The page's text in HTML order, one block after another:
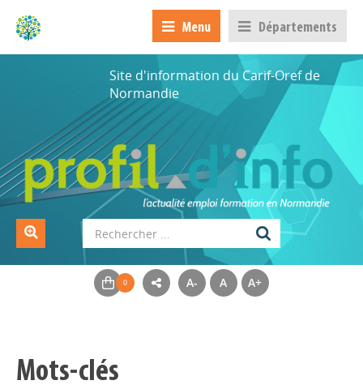
Menu Départements
Site d'information du Carif-Oref de
Normandie
A- A A+
Mots-clés